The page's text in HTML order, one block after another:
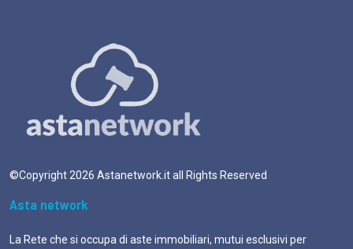
©Copyright 2026 Astanetwork.it all Rights Reserved
Asta network
La Rete che si occupa di aste immobiliari, mutui esclusivi per